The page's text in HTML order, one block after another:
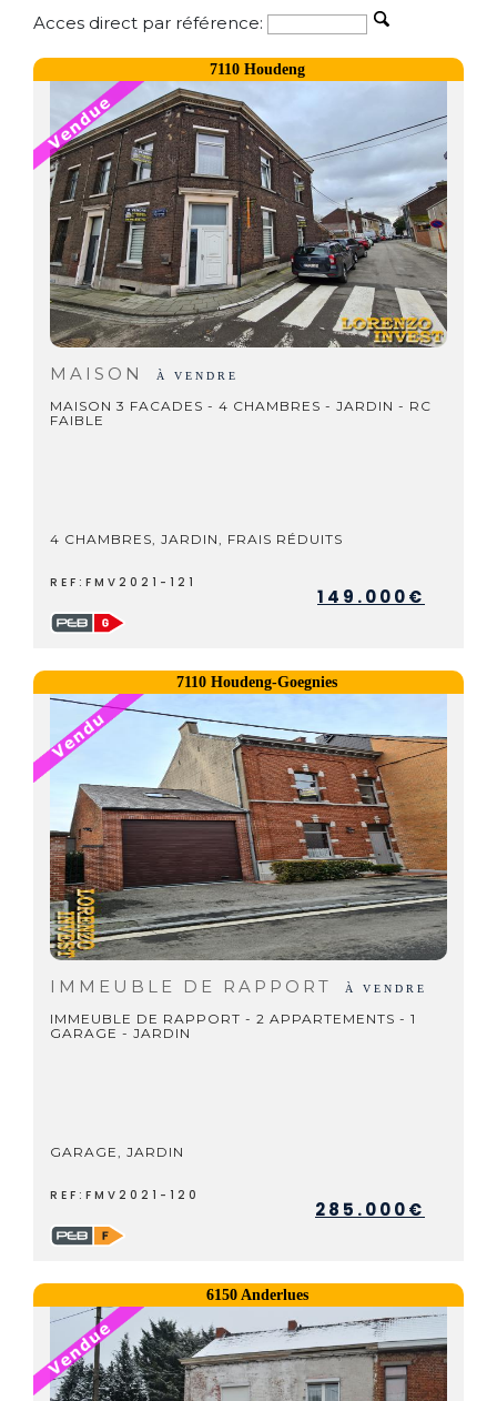
Acces direct par référence:
7110 Houdeng
MAISON À VENDRE
MAISON 3 FACADES - 4 CHAMBRES - JARDIN - RC
FAIBLE
4 CHAMBRES, JARDIN, FRAIS RÉDUITS
REF:FMV2021-121
149.000€
7110 Houdeng-Goegnies
IMMEUBLE DE RAPPORT À VENDRE
IMMEUBLE DE RAPPORT - 2 APPARTEMENTS - 1
GARAGE - JARDIN
GARAGE, JARDIN
REF:FMV2021-120
285.000€
6150 Anderlues